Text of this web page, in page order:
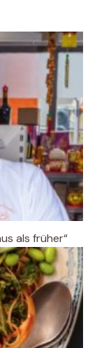
als früher“